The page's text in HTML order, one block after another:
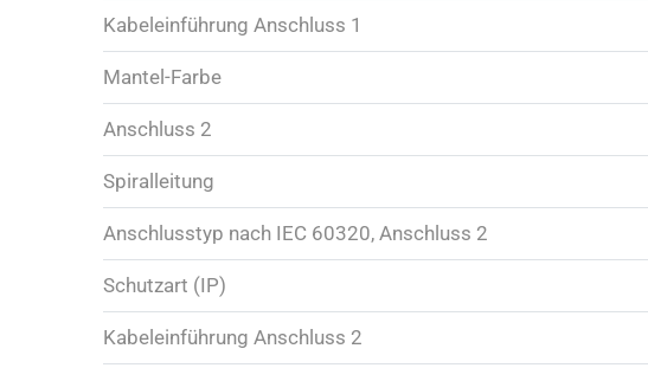
Kabeleinführung Anschluss 1
Mantel-Farbe
Anschluss 2
Spiralleitung
Anschlusstyp nach IEC 60320, Anschluss 2
Schutzart (IP)
Kabeleinführung Anschluss 2